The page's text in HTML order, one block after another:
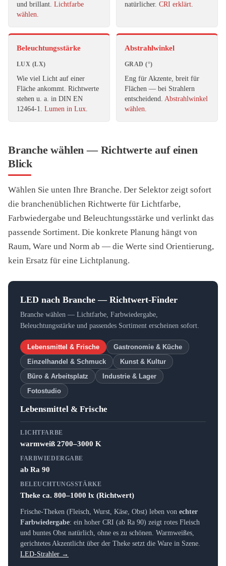
und brillant. Lichtfarbe
wählen.
natürlicher. CRI erklärt.
Beleuchtungsstärke
LUX (LX)
Wie viel Licht auf einer
Fläche ankommt. Richtwerte
stehen u. a. in DIN EN
12464-1. Lumen in Lux.
Abstrahlwinkel
GRAD (°)
Eng für Akzente, breit für
Flächen — bei Strahlern
entscheidend. Abstrahlwinkel
wählen.
Branche wählen — Richtwerte auf einen
Blick
Wählen Sie unten Ihre Branche. Der Selektor zeigt sofort
die branchenüblichen Richtwerte für Lichtfarbe,
Farbwiedergabe und Beleuchtungsstärke und verlinkt das
passende Sortiment. Die konkrete Planung hängt von
Raum, Ware und Norm ab — die Werte sind Orientierung,
kein Ersatz für eine Lichtplanung.
LED nach Branche — Richtwert-Finder
Branche wählen — Lichtfarbe, Farbwiedergabe,
Beleuchtungsstärke und passendes Sortiment erscheinen sofort.
Lebensmittel & Frische
Gastronomie & Küche
Einzelhandel & Schmuck
Kunst & Kultur
Büro & Arbeitsplatz
Industrie & Lager
Fotostudio
Lebensmittel & Frische
LICHTFARBE
warmweiß 2700–3000 K
FARBWIEDERGABE
ab Ra 90
BELEUCHTUNGSSTÄRKE
Theke ca. 800–1000 lx (Richtwert)
Frische-Theken (Fleisch, Wurst, Käse, Obst) leben von echter
Farbwiedergabe: ein hoher CRI (ab Ra 90) zeigt rotes Fleisch
und buntes Obst natürlich, ohne es zu schönen. Warmweißes,
gerichtetes Akzentlicht über der Theke setzt die Ware in Szene.
LED-Strahler →